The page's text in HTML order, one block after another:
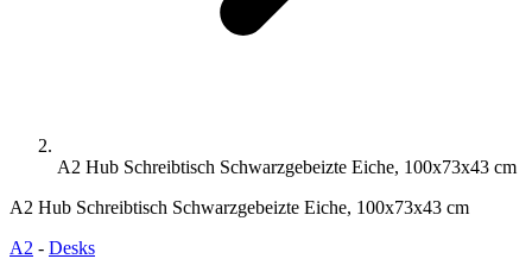
A2 Hub Schreibtisch Schwarzgebeizte Eiche, 100x73x43 cm
A2 Hub Schreibtisch Schwarzgebeizte Eiche, 100x73x43 cm
A2 - Desks